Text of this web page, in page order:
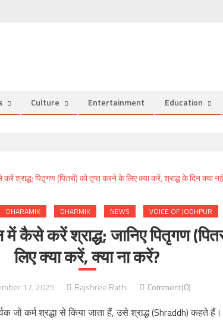
Culture Entertainment Education
DHARAMIK DHARMIK NEWS VOICE OF JODHPUR
कैसे करें श्राद्ध; जानिए पितृगण
लिए क्या करें, क्या ना करें?
17, 2025 Rajshree Rathi Comment(0)
जो कर्म श्रद्धा से किया जाता हैं, उसे श्राद्ध (Shraddh) कहते